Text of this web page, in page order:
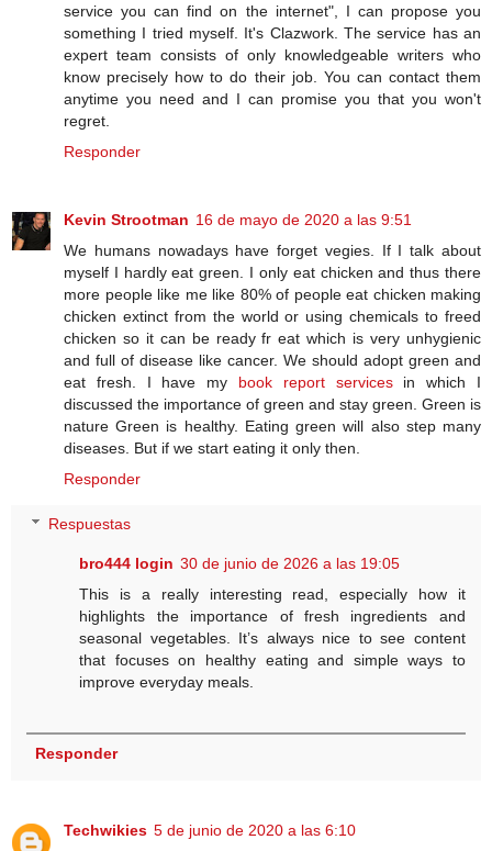
service you can find on the internet", I can propose you
something I tried myself. It's Clazwork. The service has an
expert team consists of only knowledgeable writers who
know precisely how to do their job. You can contact them
anytime you need and I can promise you that you won't
regret.
Responder
Kevin Strootman 16 de mayo de 2020 a las 9:51
We humans nowadays have forget vegies. If I talk about
myself I hardly eat green. I only eat chicken and thus there
more people like me like 80% of people eat chicken making
chicken extinct from the world or using chemicals to freed
chicken so it can be ready fr eat which is very unhygienic
and full of disease like cancer. We should adopt green and
eat fresh. I have my book report servicesin which I
discussed the importance of green and stay green. Green is
nature Green is healthy. Eating green will also step many
diseases. But if we start eating it only then.
Responder
Respuestas
bro444 login 30 de junio de 2026 a las 19:05
This is a really interesting read, especially how it
highlights the importance of fresh ingredients and
seasonal vegetables. It’s always nice to see content
that focuses on healthy eating and simple ways to
improve everyday meals.
Responder
Techwikies 5 de junio de 2020 a las 6:10